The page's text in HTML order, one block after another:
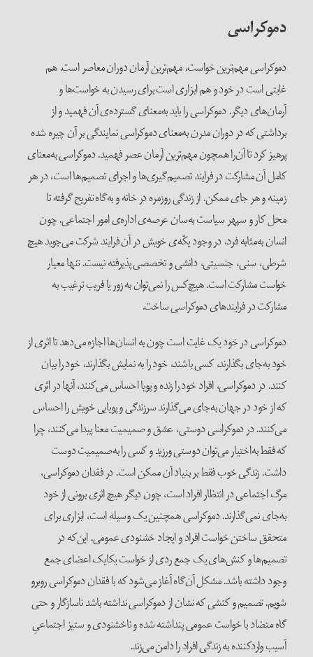
دموکراسی
دموکراسی مهم‌ترین خواست،‌ مهم‌ترین آرمان دوران معاصر است. هم
غایتی است در خود و هم ابزاری است برای رسیدن به خواست‌ها و
آرمان‌های دیگر. دموکراسی را باید به‌معنای گسترده‌ی آن فهمید و از
برداشتی که در دوران مدرن به‌معنای دموکراسی نمایندگی بر آن چیره شده
پرهیز کرد تا آن‌را همچون مهم‌ترین آرمان عصر فهمید. دموکراسی به‌معنای‌
کامل آن مشارکت در فرایند تصمیم‌گیری‌ها و اجرای تصمیم‌ها است، در هر
زمینه و هر جای ممکن. از زندگی روزمره در خانه و به‌گاه تفریح گرفته تا
محل کار و سپهر سیاست به‌سان عرصه‌ی اداره‌ی امور اجتماعی. چون
انسان به‌مثابه فرد، در وجود یکّه‌ی خویش در آن فرایند شرکت می‌جوید هیچ
شرطی، سنی، جنسیتی، دانشی و تخصصی پذیرفته نیست. تنها معیار
خواست مشارکت است. هیچ‌کس را نمی‌توان به زور یا فریب ترغیب به
مشارکت در فرایندهای دموکراسی ساخت.
دموکراسی در خود یک غایت است چون به انسان‌ها اجازه می‌دهد تا اثری از
خود به‌جای بگذارند، کسی باشند، خود را به نمایش بگذارند، خود را بیان
کنند. در دموکراسی، افراد خود را زنده و پویا احساس می‌کنند، آنها در اثری
که از خود در جهان به‌جای می‌گذارند سرزندگی و پویایی خویش را احساس
می‌کنند. در دموکراسی دوستی، عشق و صمیمیت معنا پیدا می‌کنند، چرا
که فقط به‌اختیار می‌توان دوستی ورزید و کسی را به‌صمیمیت دوست
داشت. زندگی خوب فقط بر بنیاد آن ممکن است. در فقدان دموکراسی،
مرگ اجتماعی در انتظار افراد است، چون دیگر هیچ اثری برونی از خود
به‌جای نمی‌گذارند. دموکراسی همچنین یک وسیله است، ابزاری برای
متحقق ساختن خواست افراد و ایجاد خشنودی عمومی. این‌که در
تصمیم‌ها و کنش‌های یک جمع ردی از خواست یکایک اعضای جمع
وجود داشته باشد. مشکل آن‌گاه آغاز می‌شود که با فقدان دموکراسی روبرو
شویم. تصمیم و کنشی که نشان از دموکراسی نداشته باشد ناسازگار و حتی
گاه متضاد با خواست عمومی پنداشته شده و ناخشنودی و ستیز اجتماعیِ
آسیب واردکننده به زندگی افراد را دامن می‌زند.